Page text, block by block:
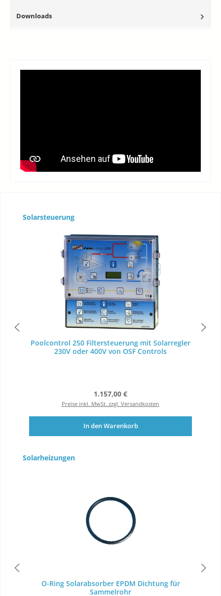
Downloads
Produktgalerie überspringen
Solarsteuerung
Poolcontrol 250 Filtersteuerung mit Solarregler
230V oder 400V von OSF Controls
Regulärer Preis:
1.157,00 €
Preise inkl. MwSt. zzgl. Versandkosten
In den Warenkorb
Produktgalerie überspringen
Solarheizungen
O-Ring Solarabsorber EPDM Dichtung für
Sammelrohr